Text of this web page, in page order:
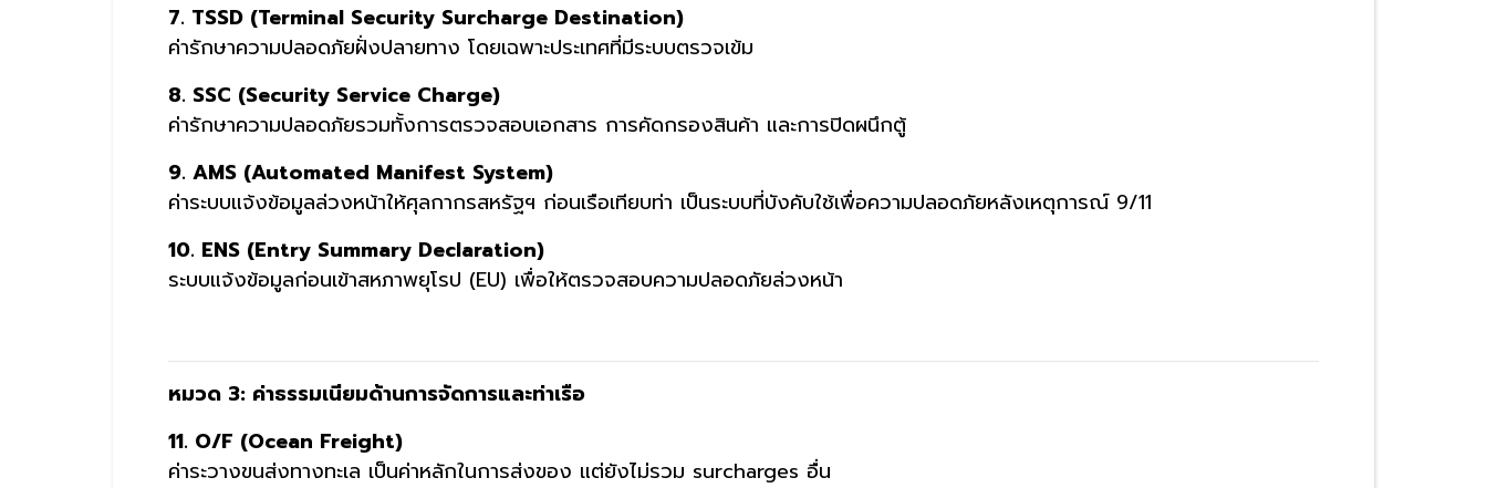
7. TSSD (Terminal Security Surcharge Destination)
ค่ารักษาความปลอดภัยฝั่งปลายทาง โดยเฉพาะประเทศที่มีระบบตรวจเข้ม
8. SSC (Security Service Charge)
ค่ารักษาความปลอดภัยรวมทั้งการตรวจสอบเอกสาร การคัดกรองสินค้า และการปิดผนึกตู้
9. AMS (Automated Manifest System)
ค่าระบบแจ้งข้อมูลล่วงหน้าให้ศุลกากรสหรัฐฯ ก่อนเรือเทียบท่า เป็นระบบที่บังคับใช้เพื่อความปลอดภัยหลังเหตุการณ์ 9/11
10. ENS (Entry Summary Declaration)
ระบบแจ้งข้อมูลก่อนเข้าสหภาพยุโรป (EU) เพื่อให้ตรวจสอบความปลอดภัยล่วงหน้า
หมวด 3: ค่าธรรมเนียมด้านการจัดการและท่าเรือ
11. O/F (Ocean Freight)
ค่าระวางขนส่งทางทะเล เป็นค่าหลักในการส่งของ แต่ยังไม่รวม surcharges อื่น